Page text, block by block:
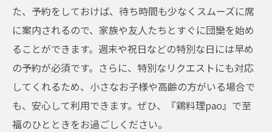
た、予約をしておけば、待ち時間も少なくスムーズに席
に案内されるので、家族や友人たちとすぐに団欒を始め
ることができます。週末や祝日などの特別な日には早め
の予約が必須です。さらに、特別なリクエストにも対応
してくれるため、小さなお子様や高齢の方がいる場合で
も、安心して利用できます。ぜひ、『鶏料理pao』で至
福のひとときをお過ごしください。